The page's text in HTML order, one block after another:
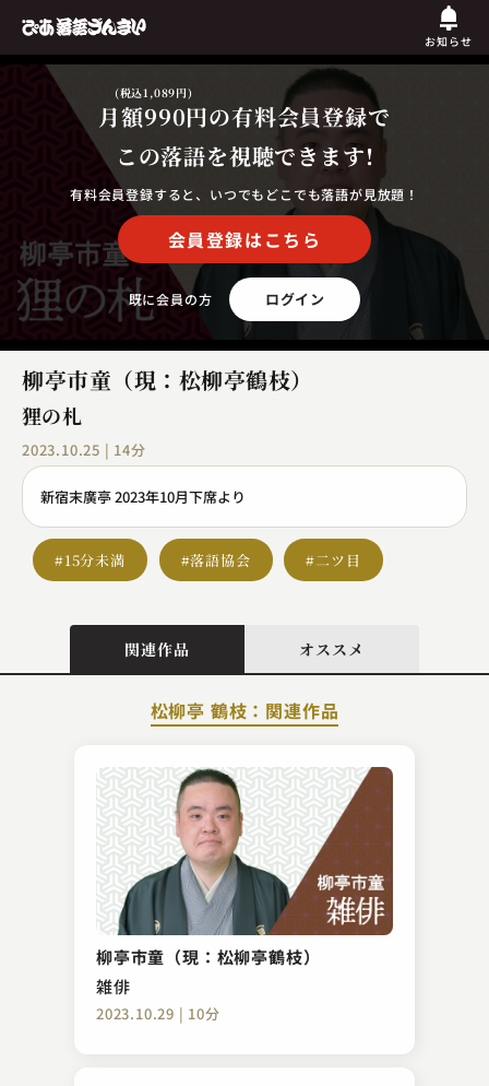
お知らせ
月額990円
(税込1,089円)
の有料会員登録で
この落語を視聴できます!
有料会員登録すると、いつでもどこでも落語が見放題！
会員登録はこちら
既に会員の方 ログイン
柳亭市童（現：松柳亭鶴枝）
狸の札
2023.10.25 | 14分
新宿末廣亭 2023年10月下席より
#15分未満 #落語協会 #二ツ目
関連作品 オススメ
松柳亭 鶴枝：関連作品
柳亭市童（現：松柳亭鶴枝）
雑俳
2023.10.29 | 10分
春風亭 正朝
初音の鼓
2023.02.03 | 10分